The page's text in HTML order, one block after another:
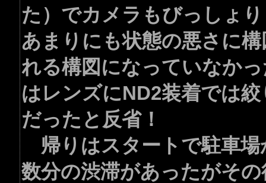
た）でカメラもびっしょ
あまりにも状態の悪さに
れる構図になっていなか
はレンズにND2装着では
だったと反省！
帰りはスタートで駐車場
数分の渋滞があったがそ